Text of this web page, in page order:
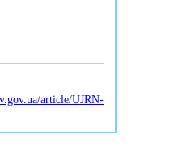
article/UJRN-